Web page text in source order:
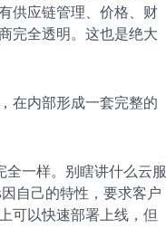
供应链管理、价格、财
完全透明。这也是绝大
在内部形成一套完整的
一样。别瞎讲什么云服
自己的特性，要求客户
可以快速部署上线，但